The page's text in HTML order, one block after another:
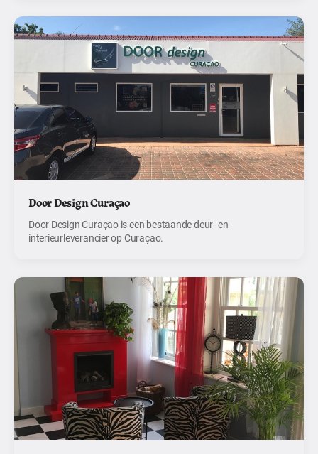
Door Design Curaçao
Door Design Curaçao is een bestaande deur- en
interieurleverancier op Curaçao.